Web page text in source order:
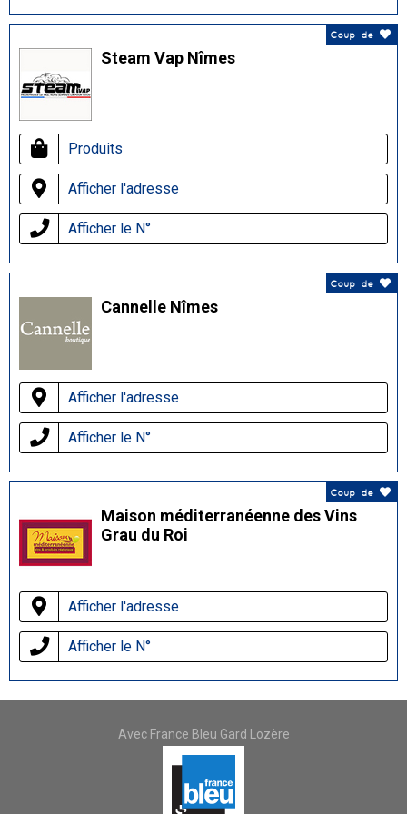
Coup de
Steam Vap Nîmes
Produits
Afficher l'adresse
Afficher le N°
Coup de
Cannelle Nîmes
Afficher l'adresse
Afficher le N°
Coup de
Maison méditerranéenne des Vins
Grau du Roi
Afficher l'adresse
Afficher le N°
Avec France Bleu Gard Lozère